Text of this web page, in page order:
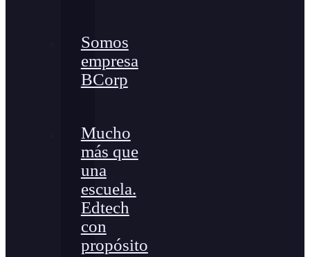
Somos
empresa
BCorp
Mucho
más que
una
escuela.
Edtech
con
propósito